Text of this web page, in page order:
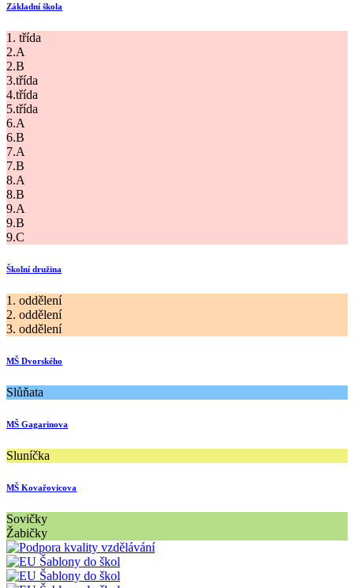
Základní škola
1. třída
2.A
2.B
3.třída
4.třída
5.třída
6.A
6.B
7.A
7.B
8.A
8.B
9.A
9.B
9.C
Školní družina
1. oddělení
2. oddělení
3. oddělení
MŠ Dvorského
Slůňata
MŠ Gagarinova
Sluníčka
MŠ Kovařovicova
Sovičky
Žabičky